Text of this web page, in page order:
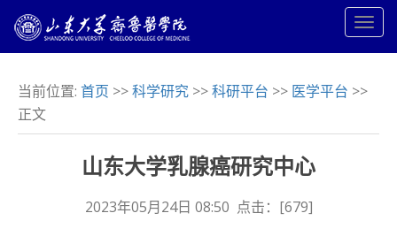
当前位置: 首页 >>科学研究 >>科研平台 >> 医学平台 >>
正文
山东大学乳腺癌研究中心
2023年05月24日 08:50 点击：[679]